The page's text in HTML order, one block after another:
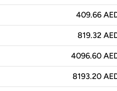
409.66
819.32
4096.60
8193.20